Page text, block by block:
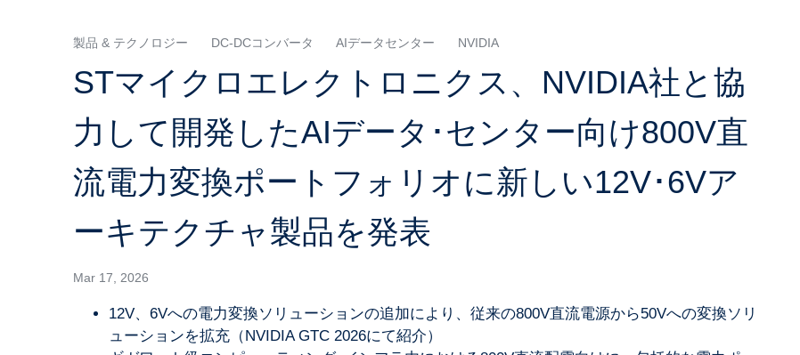
製品 & テクノロジー DC-DCコンバータ AIデータセンター NVIDIA
STマイクロエレクトロニクス、NVIDIA社と協
力して開発したAIデータ･センター向け800V直
流電力変換ポートフォリオに新しい12V･6Vア
ーキテクチャ製品を発表
Mar 17, 2026
12V、6Vへの電力変換ソリューションの追加により、従来の800V直流電源から50Vへの変換ソリ
ューションを拡充（NVIDIA GTC 2026にて紹介）